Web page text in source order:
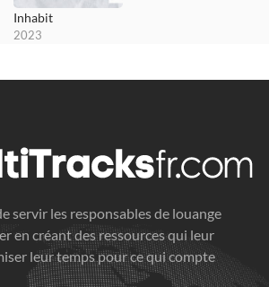
Inhabit
2023
servir les responsables de louange
en créant des ressources qui leur
leur temps pour ce qui compte